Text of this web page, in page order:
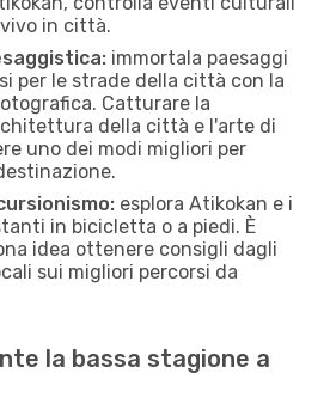
in città.
immortala paesaggi
per le strade della città con la
Catturare la
della città e l'arte di
uno dei modi migliori per
esplora Atikokan e i
in bicicletta o a piedi. È
idea ottenere consigli dagli
sui migliori percorsi da
la bassa stagione a